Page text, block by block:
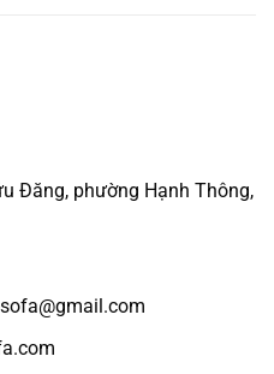
Đăng, phường Hạnh Thông,